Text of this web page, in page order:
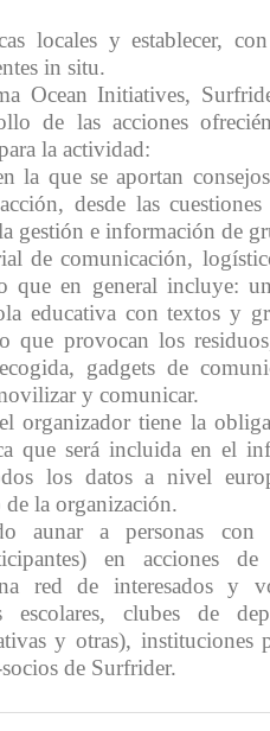
locales y establecer,
in situ.
Ocean Initiatives,
de las acciones
la actividad:
la que se aportan
desde las cuestiones
gestión e información de
de comunicación,
que en general incluye:
educativa con textos y
que provocan los
gadgets de
y comunicar.
organizador tiene la
que será incluida en el
los datos a nivel
la organización.
aunar a personas con
en acciones
red de interesados y
clubes de
y otras), instituciones
de Surfrider.